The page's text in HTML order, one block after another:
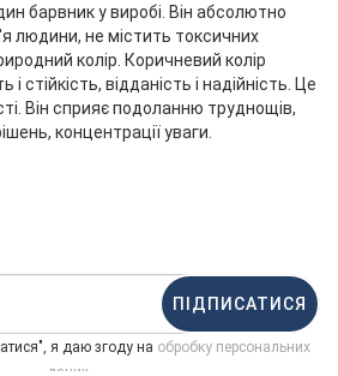
барвник у виробі. Він абсолютно
людини, не містить токсичних
колір. Коричневий колір
і стійкість, відданість і надійність. Це
Він сприяє подоланню труднощів,
концентрації уваги.
ПІДПИСАТИСЯ
я даю згоду на обробку персональних
даних